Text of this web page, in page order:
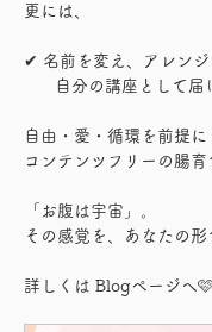
更には、
✔ 名前を変え、アレンジ
自分の講座として届
自由・愛・循環を前提に
コンテンツフリーの腸育
「お腹は宇宙」。
その感覚を、あなたの形
詳しくは Blogページへ